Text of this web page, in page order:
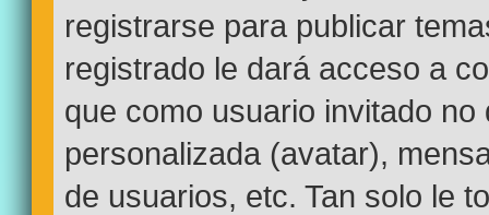
registrarse para publicar
registrado le dará acceso a
que como usuario invitado
personalizada (avatar),
de usuarios, etc. Tan solo le